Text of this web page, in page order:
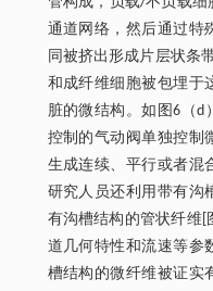
通道网络，然后通过特
同被挤出形成片层状条
和成纤维细胞被包埋于
脏的微结构。如图6（d
控制的气动阀单独控制
生成连续、平行或者混
研究人员还利用带有沟
有沟槽结构的管状纤维[
道几何特性和流速等参
槽结构的微纤维被证实